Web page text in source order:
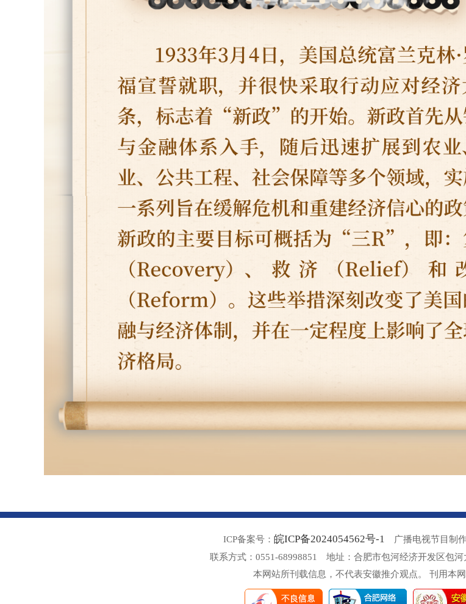
ICP备案号： 皖ICP备2024054562号-1
广播电视节目制
联系方式：0551-68998851 地址：合肥市包河经济开发区包
本网站所刊载信息，不代表安徽推介观点。 刊用本